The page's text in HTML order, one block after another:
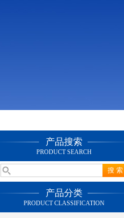
产品搜索
PRODUCT SEARCH
产品分类
PRODUCT CLASSIFICATION